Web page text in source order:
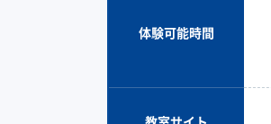
体験可能時間